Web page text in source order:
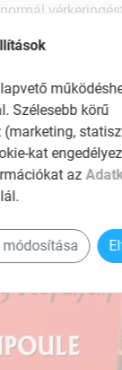
Szélesebb körű
kat
az